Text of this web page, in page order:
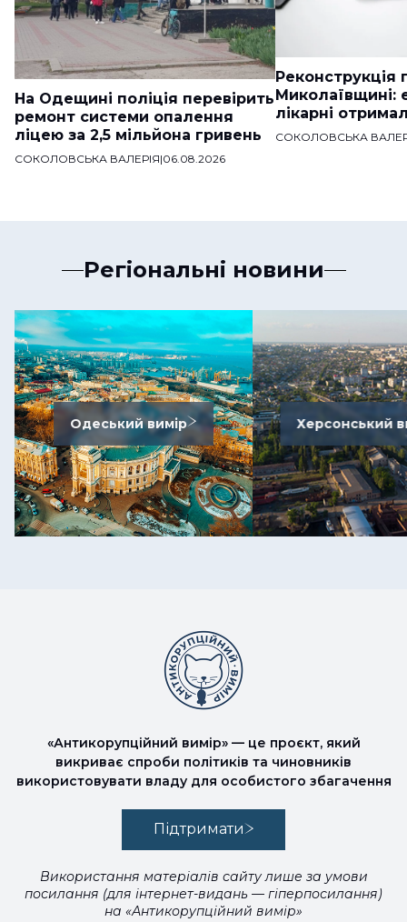
На Одещині поліція перевірить
ремонт системи опалення
ліцею за 2,5 мільйона гривень
СОКОЛОВСЬКА ВАЛЕРІЯ|06.08.2026
Реконструкція
Миколаївщині:
лікарні
СОКОЛОВСЬКА
Регіональні новини
Одеський вимір Херсонський
«Антикорупційний вимір» — це проєкт, який
викриває спроби політиків та чиновників
використовувати владу для особистого збагачення
Підтримати
Використання матеріалів сайту лише за умови
посилання (для інтернет-видань — гіперпосилання)
на «Антикорупційний вимір»